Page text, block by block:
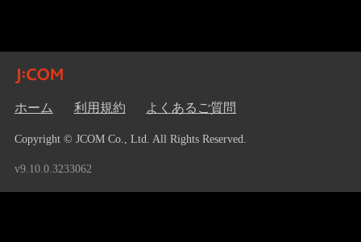
ホーム 利用規約 よくあるご質問
Copyright © JCOM Co., Ltd. All Rights Reserved.
v9.10.0.3233062